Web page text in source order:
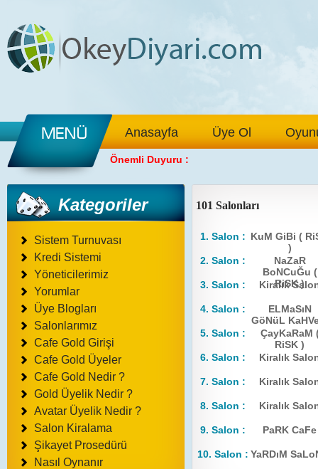
Anasayfa Üye Ol
Önemli Duyuru :
Kategoriler
Sistem Turnuvası
Kredi Sistemi
Yöneticilerimiz
Yorumlar
Üye Blogları
Salonlarımız
Cafe Gold Girişi
Cafe Gold Üyeler
Cafe Gold Nedir ?
Gold Üyelik Nedir ?
Avatar Üyelik Nedir ?
Salon Kiralama
Şikayet Prosedürü
Nasıl Oynanır
101 Salonları
1. Salon : KuM GiBi (
)
2. Salon :
NaZaR
BoNCuĞu (
RiSK )
3. Salon : Kiralık
4. Salon :
ELMaSıN
GöNüL
5. Salon :
ÇayKaRaM
RiSK )
6. Salon :
Kiralık
7. Salon : Kiralık
8. Salon : Kiralık
9. Salon : PaRK CaFe
10. Salon : YaRDıM